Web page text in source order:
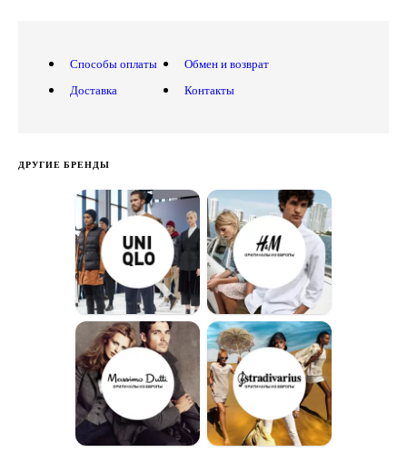
Способы оплаты
Доставка
Обмен и возврат
Контакты
ДРУГИЕ БРЕНДЫ